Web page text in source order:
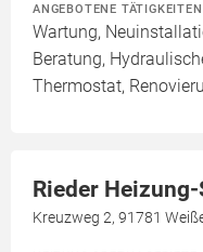
ANGEBOTENE TÄTIGKEITEN
Wartung,
Beratung,
Thermostat,
Rieder
Kreuzweg 2, 91781